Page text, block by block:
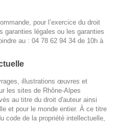
pour l’exercice du droit
garanties légales ou les garanties
au : 04 78 62 94 34 de 10h à
illustrations œuvres et
les sites de Rhône-Alpes
au titre du droit d'auteur ainsi
et pour le monde entier. À ce titre
code de la propriété intellectuelle,